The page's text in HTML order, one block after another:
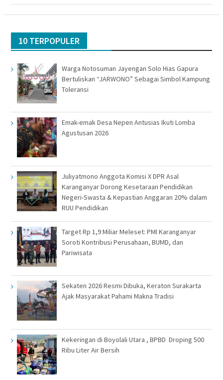
10 TERPOPULER
Warga Notosuman Jayengan Solo Hias Gapura
Bertuliskan “JARWONO” Sebagai Simbol Kampung
Toleransi
Emak-emak Desa Nepen Antusias Ikuti Lomba
Agustusan 2026
Juliyatmono Anggota Komisi X DPR Asal
Karanganyar Dorong Kesetaraan Pendidikan
Negeri-Swasta & Kepastian Anggaran 20% dalam
RUU Pendidikan
Target Rp 1,9 Miliar Meleset: PMI Karanganyar
Soroti Kontribusi Perusahaan, BUMD, dan
Pariwisata
Sekaten 2026 Resmi Dibuka, Keraton Surakarta
Ajak Masyarakat Pahami Makna Tradisi
Kekeringan di Boyolali Utara , BPBD Droping 500
Ribu Liter Air Bersih